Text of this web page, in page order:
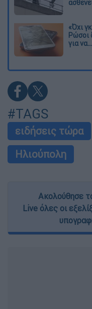
«Όχι
Ρώσοι
για
#TAGS
ειδήσεις τώρα
Ηλιούπολη
Ακολούθησε
Live όλες οι